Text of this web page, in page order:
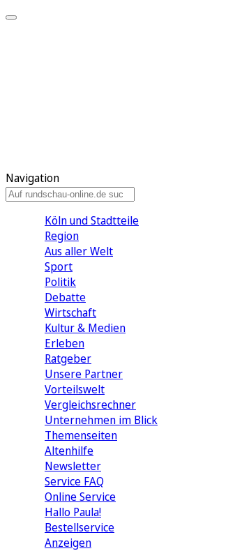
Navigation
Köln und Stadtteile
Region
Aus aller Welt
Sport
Politik
Debatte
Wirtschaft
Kultur & Medien
Erleben
Ratgeber
Unsere Partner
Vorteilswelt
Vergleichsrechner
Unternehmen im Blick
Themenseiten
Altenhilfe
Newsletter
Service FAQ
Online Service
Hallo Paula!
Bestellservice
Anzeigen